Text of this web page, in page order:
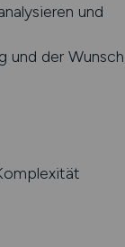
und
und der